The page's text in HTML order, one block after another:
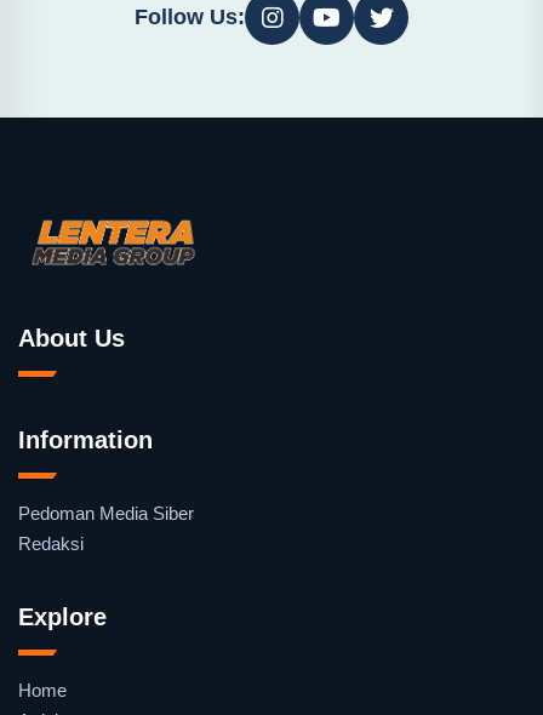
Follow Us:
About Us
Information
Pedoman Media Siber
Redaksi
Explore
Home